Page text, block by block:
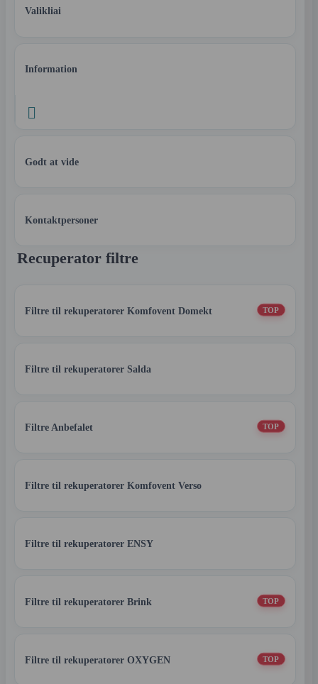
Valikliai
Information

Godt at vide
Kontaktpersoner
Recuperator filtre
Filtre til rekuperatorer Komfovent Domekt TOP
Filtre til rekuperatorer Salda
Filtre Anbefalet TOP
Filtre til rekuperatorer Komfovent Verso
Filtre til rekuperatorer ENSY
Filtre til rekuperatorer Brink TOP
Filtre til rekuperatorer OXYGEN TOP